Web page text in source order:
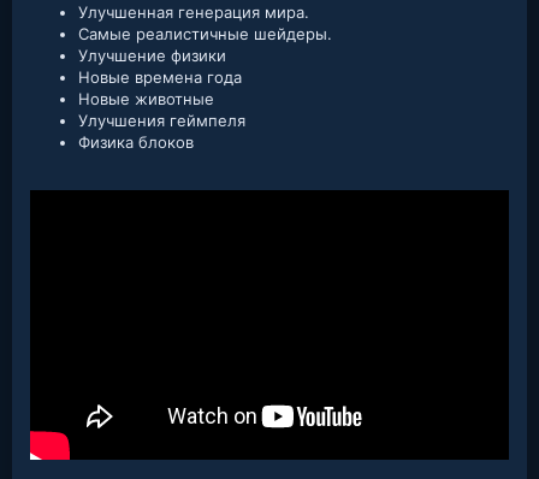
Улучшенная генерация мира.​
Самые реалистичные шейдеры.
Улучшение физики​
Новые времена года
Новые животные
Улучшения геймпеля
Физика блоков